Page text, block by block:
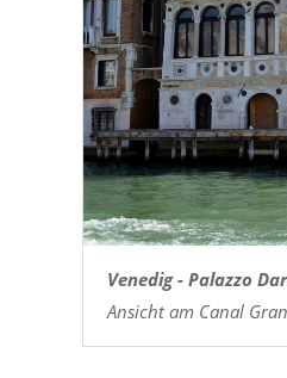
Venedig - Palazzo
Ansicht am Canal